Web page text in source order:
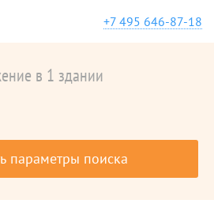
+7 495 646-87-18
в 1 здании
параметры поиска